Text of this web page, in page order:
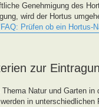
Genehmigung des
wird der Hortus
Prüfen ob ein Hortus-
zur
Natur und Garten
in